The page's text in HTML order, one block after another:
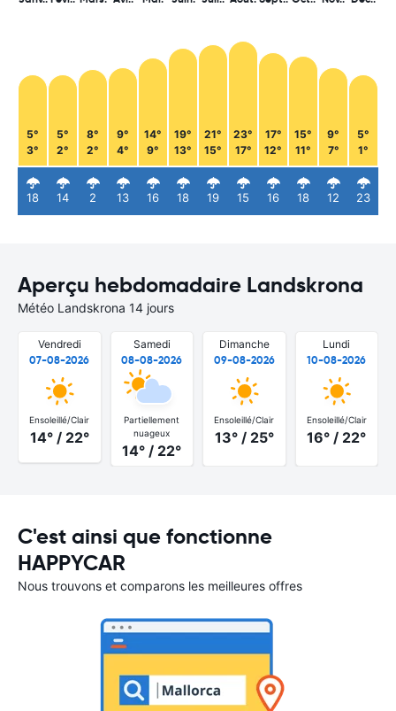
5°
3°
18
5°
2°
14
8°
2°
2
9°
4°
13
14°
9°
16
19°
13°
18
21°
15°
19
23°
17°
15
17°
12°
16
15°
11°
18
9°
7°
12
5°
1°
23
Aperçu hebdomadaire Landskrona
Météo Landskrona 14 jours
Vendredi
07-08-2026
Ensoleillé/Clair
14° / 22°
Samedi
08-08-2026
Partiellement
nuageux
14° / 22°
Dimanche
09-08-2026
Ensoleillé/Clair
13° / 25°
Lundi
10-08-2026
Ensoleillé/Clair
16° / 22°
C'est ainsi que fonctionne
HAPPYCAR
Nous trouvons et comparons les meilleures offres